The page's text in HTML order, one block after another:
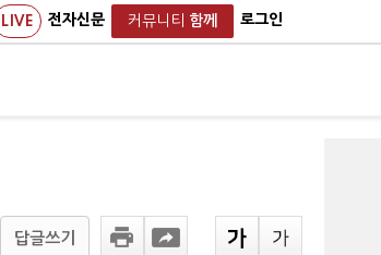
LIVE 전자신문 커뮤니티 함께 로그인
답글쓰기